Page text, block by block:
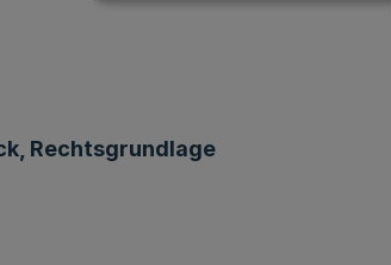
Rechtsgrundlage